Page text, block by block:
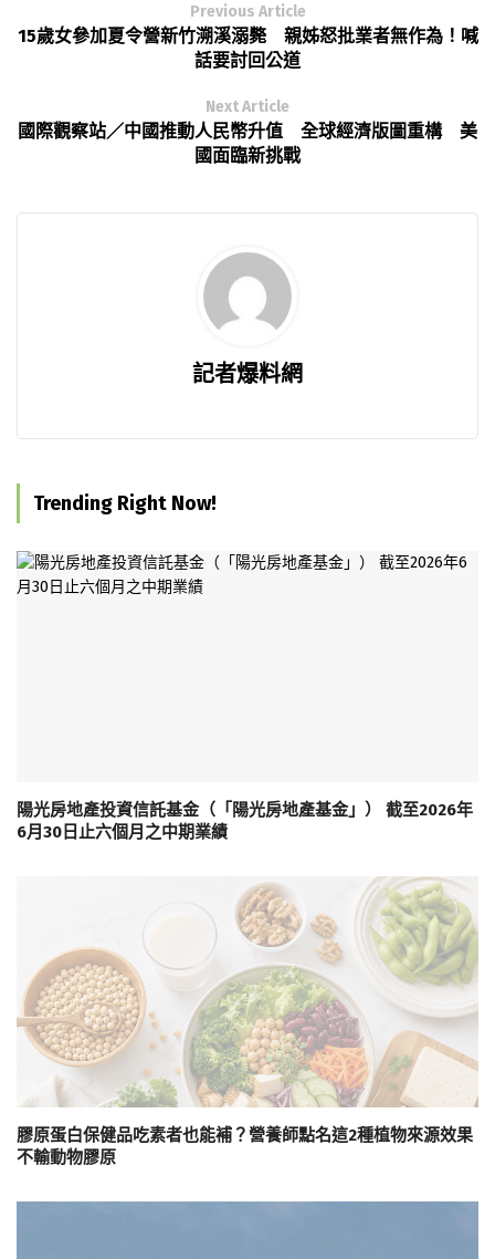
Previous Article
15歲女參加夏令營新竹溯溪溺斃 親姊怒批業者無作為！喊
話要討回公道
Next Article
國際觀察站／中國推動人民幣升值 全球經濟版圖重構 美
國面臨新挑戰
記者爆料網
Trending Right Now!
陽光房地產投資信託基金（「陽光房地產基金」） 截至2026年
6月30日止六個月之中期業績
膠原蛋白保健品吃素者也能補？營養師點名這2種植物來源效果
不輸動物膠原